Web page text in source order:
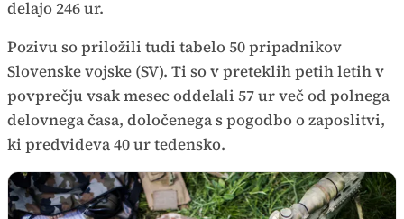
delajo 246 ur.
Pozivu so priložili tudi tabelo 50 pripadnikov
Slovenske vojske (SV). Ti so v preteklih petih letih v
povprečju vsak mesec oddelali 57 ur več od polnega
delovnega časa, določenega s pogodbo o zaposlitvi,
ki predvideva 40 ur tedensko.